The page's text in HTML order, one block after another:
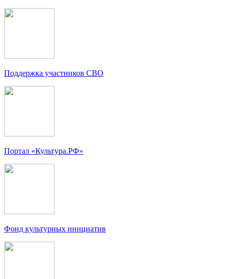
Поддержка участников СВО
Портал «Культура.РФ»
Фонд культурных инициатив